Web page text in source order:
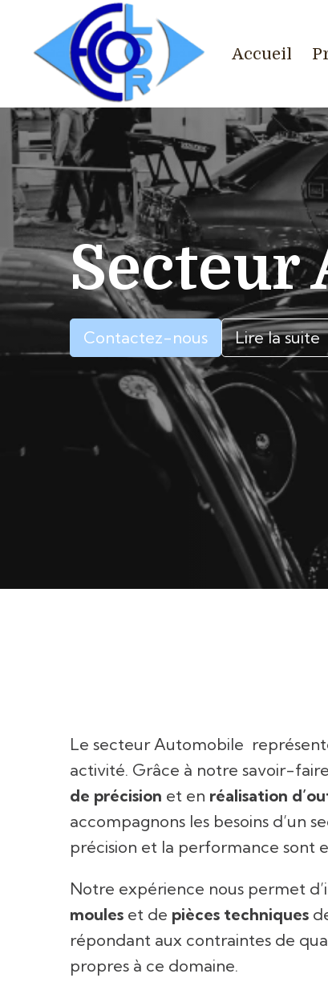
Accueil
Secteur
Contactez-nous Lire la suite
Le secteur Automobile
activité. Grâce à notre savoir-
de précision et en réalisation
accompagnons les besoins d’un
précision et la performance sont
Notre expérience nous permet
moules et de pièces techniques
répondant aux contraintes de
propres à ce domaine.